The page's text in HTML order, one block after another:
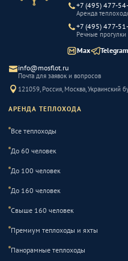
+7 (495) 477-
Аренда
+7 (495) 477-
Речные прогулки
info@mosflot.ru
Почта для заявок и вопросов
121059, Россия, Москва, Украинский
Max Telegram
АРЕНДА ТЕПЛОХОДА
Все теплоходы
До 60 человек
До 100 человек
До 160 человек
Свыше 160 человек
Премиум теплоходы и яхты
Панорамные теплоходы